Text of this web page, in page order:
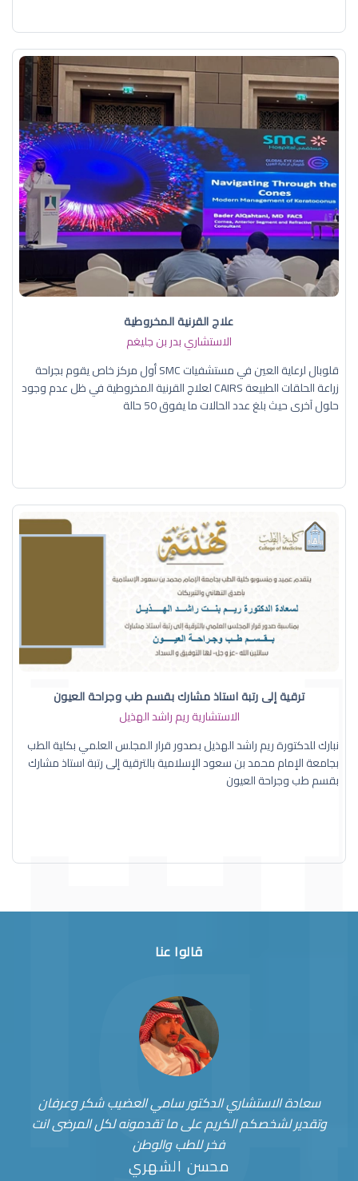
علاج القرنية المخروطية
الاستشاري بدر بن جليغم
قلوبال لرعاية العين في مستشفيات SMC أول مركز خاص يقوم بجراحة
زراعة الحلقات الطبيعة CAIRS لعلاج القرنية المخروطية في ظل عدم وجود
حلول آخرى حيث بلغ عدد الحالات ما يفوق 50 حالة
ترقية إلى رتبة استاذ مشارك بقسم طب وجراحة العيون
الاستشارية ريم راشد الهذيل
نبارك للدكتورة ريم راشد الهذيل بصدور قرار المجلس العلمي بكلية الطب
بجامعة الإمام محمد بن سعود الإسلامية بالترقية إلى رتبة استاذ مشارك
بقسم طب وجراحة العيون
قالوا عنا
سعادة الاستشاري الدكتور سامي العضيب شكر وعرفان
وتقدير لشخصكم الكريم على ما تقدمونه لكل المرضى انت
فخر للطب والوطن
محسن الشهري